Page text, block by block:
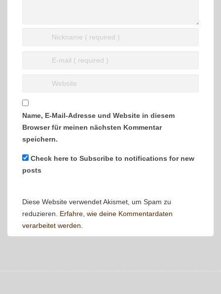
Name, E-Mail-Adresse und Website in diesem
Browser für meinen nächsten Kommentar
speichern.
Check here to Subscribe to notifications for new
posts
Diese Website verwendet Akismet, um Spam zu
reduzieren. Erfahre, wie deine Kommentardaten
verarbeitet werden.